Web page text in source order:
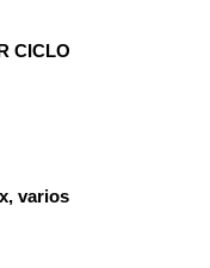
CICLO
varios